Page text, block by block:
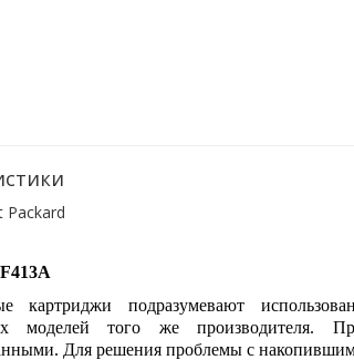
Packard
картриджи подразумевают
моделей того же производителя.
Для решения проблемы с